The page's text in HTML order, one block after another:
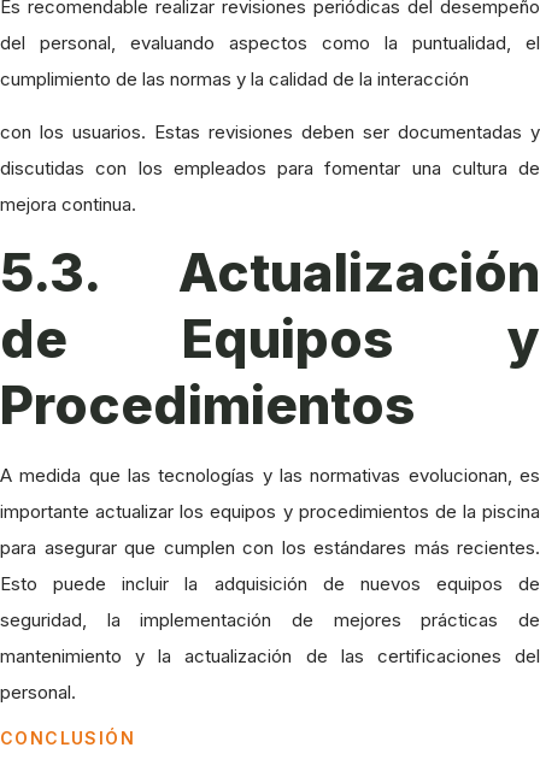
Es recomendable realizar revisiones periódicas del desempeño
del personal, evaluando aspectos como la puntualidad, el
cumplimiento de las normas y la calidad de la interacción
con los usuarios. Estas revisiones deben ser documentadas y
discutidas con los empleados para fomentar una cultura de
mejora continua.
5.3. Actualización
de Equipos y
Procedimientos
A medida que las tecnologías y las normativas evolucionan, es
importante actualizar los equipos y procedimientos de la piscina
para asegurar que cumplen con los estándares más recientes.
Esto puede incluir la adquisición de nuevos equipos de
seguridad, la implementación de mejores prácticas de
mantenimiento y la actualización de las certificaciones del
personal.
CONCLUSIÓN